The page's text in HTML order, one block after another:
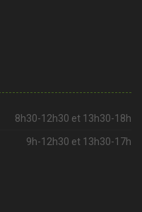
8h30-12h30 et 13h30-18h
9h-12h30 et 13h30-17h